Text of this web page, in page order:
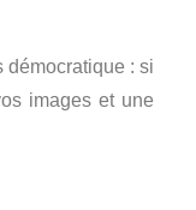
démocratique : si
images et une